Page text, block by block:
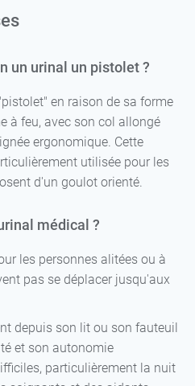
un urinal un pistolet ?
en raison de sa forme
à feu, avec son col allongé
ergonomique. Cette
utilisée pour les
d'un goulot orienté.
médical ?
les personnes alitées ou à
pas se déplacer jusqu'aux
depuis son lit ou son fauteuil
et son autonomie
particulièrement la nuit